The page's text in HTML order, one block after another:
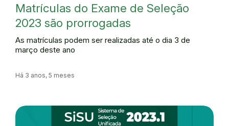
Matrículas do Exame de Seleção
2023 são prorrogadas
As matrículas podem ser realizadas até o dia 3 de
março deste ano
Há 3 anos, 5 meses